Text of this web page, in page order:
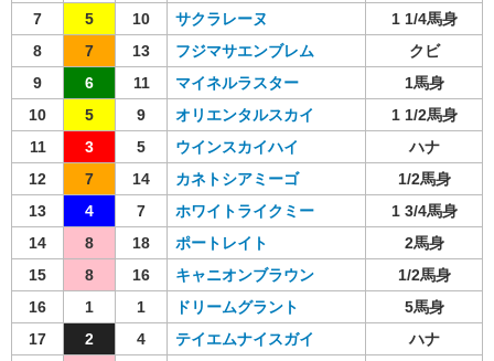
7
5 10 サクラレーヌ
1 1/4馬身
8
7 13 フジマサエンブレム
クビ
9
6 11 マイネルラスター
1馬身
10
5 9 オリエンタルスカイ
1 1/2馬身
11
3 5 ウインスカイハイ
ハナ
12
7 14 カネトシアミーゴ
1/2馬身
13
4 7 ホワイトライクミー
1 3/4馬身
14
8 18 ポートレイト
2馬身
15
8 16 キャニオンブラウン
1/2馬身
16
1 1 ドリームグラント
5馬身
17
2 4 テイエムナイスガイ
ハナ